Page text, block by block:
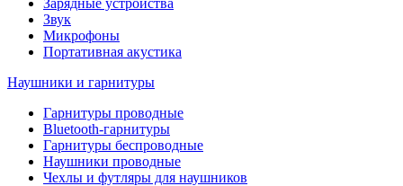
Зарядные устройства
Звук
Микрофоны
Портативная акустика
Наушники и гарнитуры
Гарнитуры проводные
Bluetooth-гарнитуры
Гарнитуры беспроводные
Наушники проводные
Чехлы и футляры для наушников